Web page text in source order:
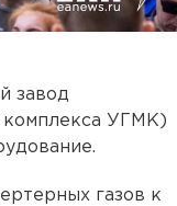
завод
комплекса УГМК)
газов к